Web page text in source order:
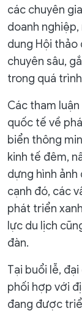
các chuyên
doanh
dung Hội
chuyên sâu,
trong quá
Các tham
quốc tế về
biển thông
kinh tế đêm,
dựng hình
cạnh đó, các
phát triển
lực du lịch
đàn.
Tại buổi lễ,
phối hợp với
đang được